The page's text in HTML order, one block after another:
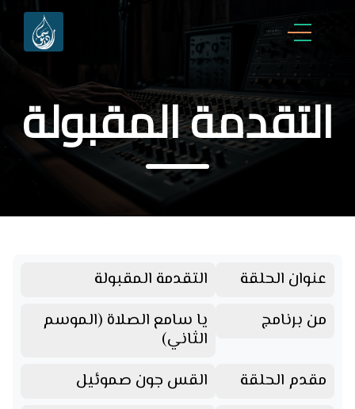
التقدمة المقبولة
عنوان الحلقة
التقدمة المقبولة
من برنامج
يا سامع الصلاة (الموسم
الثاني)
مقدم الحلقة
القس جون صموئيل